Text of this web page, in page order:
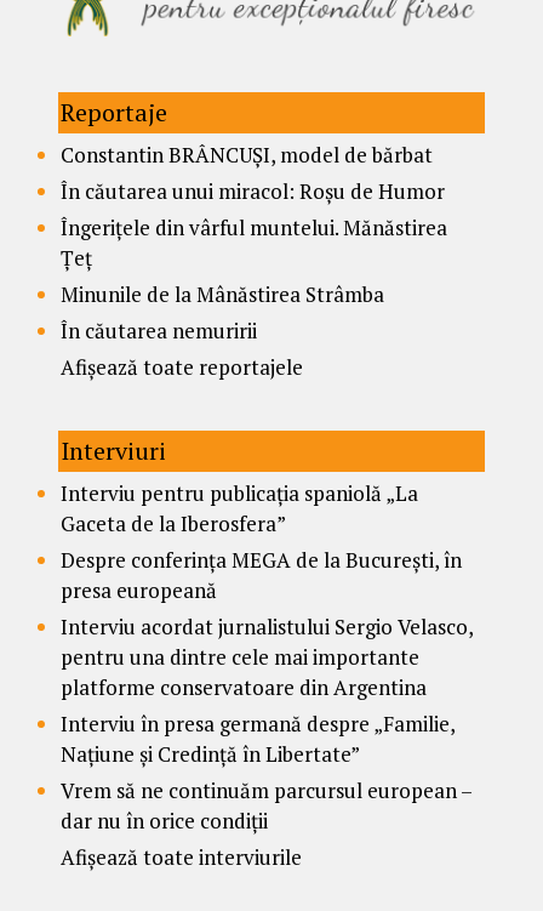
Reportaje
Constantin BRÂNCUȘI, model de bărbat
În căutarea unui miracol: Roșu de Humor
Îngerițele din vârful muntelui. Mănăstirea
Țeț
Minunile de la Mânăstirea Strâmba
În căutarea nemuririi
Afișează toate reportajele
Interviuri
Interviu pentru publicația spaniolă „La
Gaceta de la Iberosfera”
Despre conferința MEGA de la București, în
presa europeană
Interviu acordat jurnalistului Sergio Velasco,
pentru una dintre cele mai importante
platforme conservatoare din Argentina
Interviu în presa germană despre „Familie,
Națiune și Credință în Libertate”
Vrem să ne continuăm parcursul european –
dar nu în orice condiții
Afișează toate interviurile